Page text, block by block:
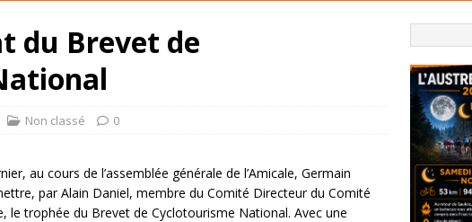
du Brevet de
Non classé 0
au cours de l’assemblée générale de l’Amicale, Germain
par Alain Daniel, membre du Comité Directeur du Comité
le trophée du Brevet de Cyclotourisme National. Avec une